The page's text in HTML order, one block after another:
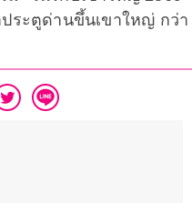
ระตูด่านขึ้นเขาใหญ่ กว่า